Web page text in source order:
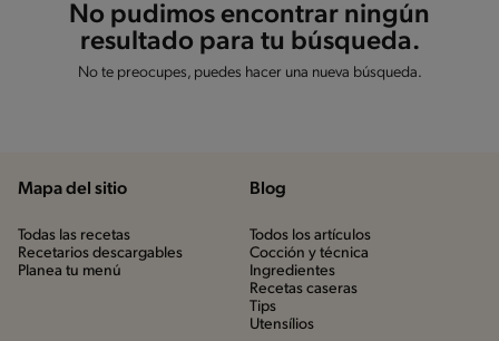
No pudimos encontrar ningún
resultado para tu búsqueda.
No te preocupes, puedes hacer una nueva búsqueda.
Mapa del sitio
Todas las recetas
Recetarios descargables
Planea tu menú
Blog
Todos los artículos
Cocción y técnica
Ingredientes
Recetas caseras
Tips
Utensílios